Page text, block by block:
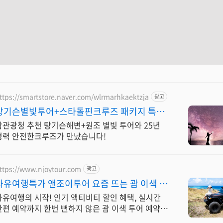
smartstore.naver.com/wlrmarhkaektzja 광고
기슨별빛투어+스타돌핀크루즈 패키지 특가
품/ 완납
관광청 추천 탕기슨해변+원조 별빛 투어와 25년
력 안전한크루즈가 만났습니다!
www.njoytour.com 광고
유여행특가 앤조이투어 요즘 뜨는 괌 이색 액
비티
유여행의 시작! 인기 액티비티 할인 혜택, 실시간
편 예약까지 한번 뻔하지 않은 괌 이색 투어 예약!